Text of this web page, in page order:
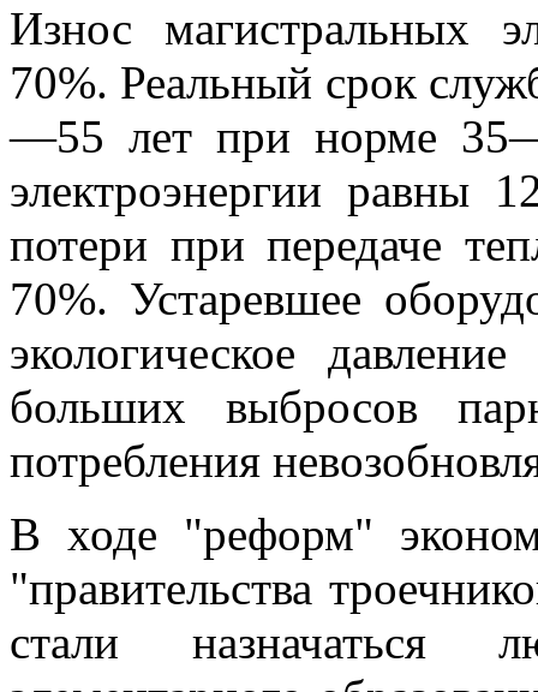
Износ магистральных
70%. Реальный срок
—55 лет при норме
электроэнергии равны
потери при передаче
70%. Устаревшее
экологическое
больших выбросов
потребления
В ходе "реформ"
"правительства
стали